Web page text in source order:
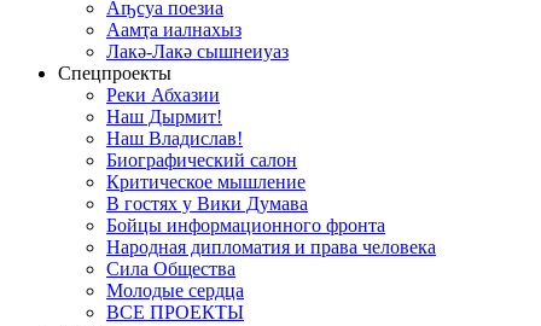
Аҧсуа поезиа
Аамҭа иалнахыз
Лакә-Лакә сышнеиуаз
Спецпроекты
Реки Абхазии
Наш Дырмит!
Наш Владислав!
Биографический салон
Критическое мышление
В гостях у Вики Думава
Бойцы информационного фронта
Народная дипломатия и права человека
Сила Общества
Молодые сердца
ВСЕ ПРОЕКТЫ